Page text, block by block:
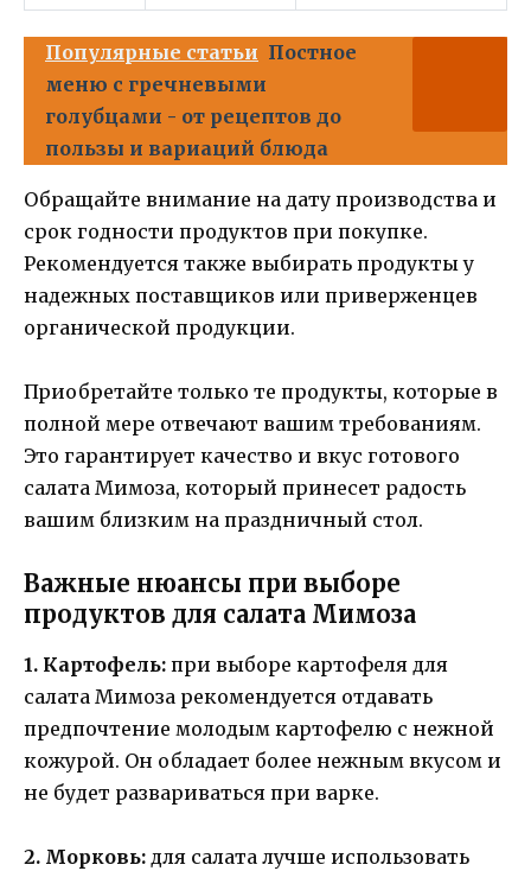
Популярные статьи Постное
меню с гречневыми
голубцами - от рецептов до
пользы и вариаций блюда
Обращайте внимание на дату производства и
срок годности продуктов при покупке.
Рекомендуется также выбирать продукты у
надежных поставщиков или приверженцев
органической продукции.
Приобретайте только те продукты, которые в
полной мере отвечают вашим требованиям.
Это гарантирует качество и вкус готового
салата Мимоза, который принесет радость
вашим близким на праздничный стол.
Важные нюансы при выборе
продуктов для салата Мимоза
1. Картофель: при выборе картофеля для
салата Мимоза рекомендуется отдавать
предпочтение молодым картофелю с нежной
кожурой. Он обладает более нежным вкусом и
не будет развариваться при варке.
2. Морковь: для салата лучше использовать